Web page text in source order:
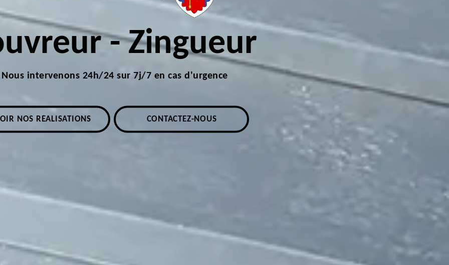
- Zingueur
Nous intervenons 24h/24 sur 7j/7 en cas d'urgence
NOS RÉALISATIONS CONTACTEZ-NOUS